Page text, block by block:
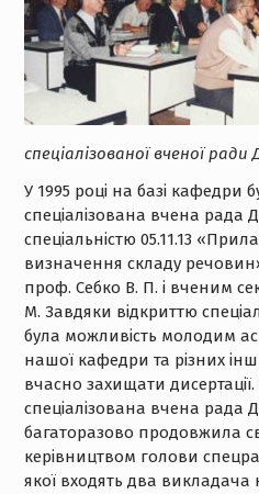
спеціалізованої вченої ради
У 1995 році на базі кафедри
спеціалізована вчена рада Д
спеціальністю 05.11.13
визначення складу
проф. Себко В. П. і вченим
М. Завдяки відкриттю
була можливість молодим
нашої кафедри та різних
вчасно захищати дисертації.
спеціалізована вчена рада
багаторазово продовжила
керівництвом голови
якої входять два